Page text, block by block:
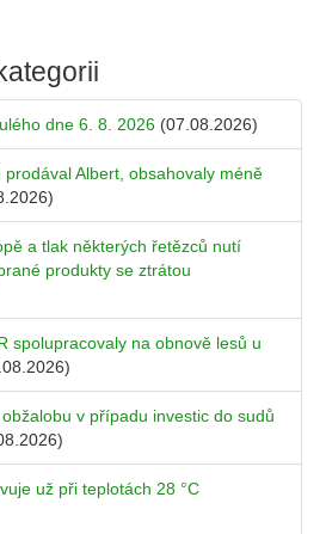
dne 6. 8. 2026 (07.08.2026)
prodával Albert, obsahovaly méně
a tlak některých řetězců nutí
produkty se ztrátou
spolupracovaly na obnově lesů u
v případu investic do sudů
už při teplotách 28 °C